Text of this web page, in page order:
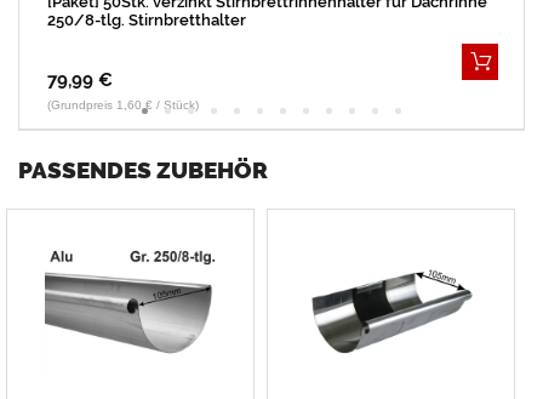
250/8-tlg. Stirnbretthalter
79,99 €
(Grundpreis 1,60 € / Stück)
PASSENDES ZUBEHÖR